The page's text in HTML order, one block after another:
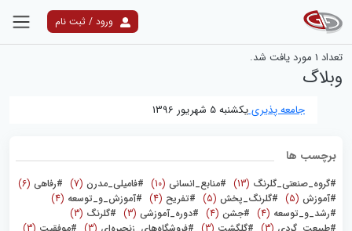
ورود / ثبت نام
نتایج جستجو
تعداد 1 مورد یافت شد.
وبلاگ
جامعه ­پذیرییکشنبه 5 شهریور 1396
برچسب ها
#گروه_صنعتی_گلرنگ (13) #منابع_انسانی (10) #فامیلی_مدرن (7) #رفاهی (6)
#آموزش (5) #گلرنگ_پخش (5) #تفریح (4) #آموزش_و_توسعه (4)
#رشد_و_توسعه (4) #جشن (4) #دوره_آموزشی (3) #گلرنگ (3)